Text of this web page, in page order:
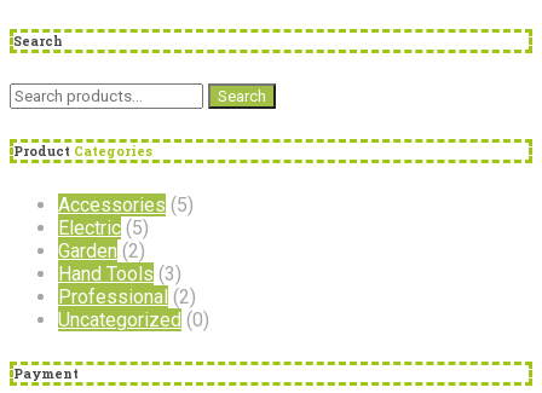
Search
Search
for:
Search
Product Categories
Accessories (5)
Electric (5)
Garden (2)
Hand Tools (3)
Professional (2)
Uncategorized (0)
Payment